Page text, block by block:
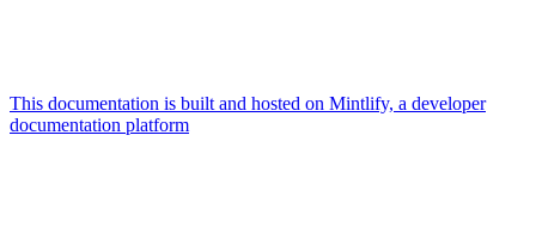
This documentation is built and hosted on Mintlify, a developer
documentation platform